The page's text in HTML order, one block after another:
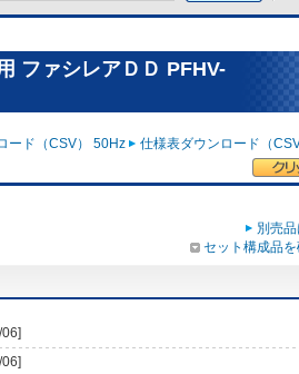
ファシレアＤＤ PFHV-
ード（CSV） 50Hz 仕様表ダウンロード（
別売
セット構成品